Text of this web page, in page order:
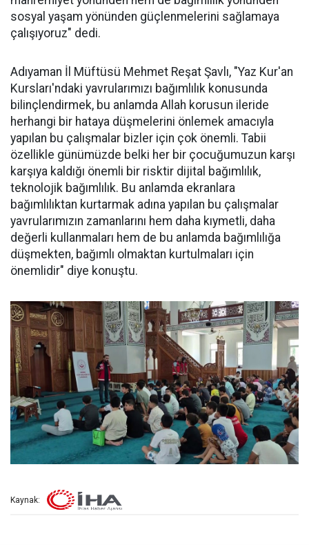
sosyal yaşam yönünden güçlenmelerini sağlamaya
çalışıyoruz" dedi.
Adıyaman İl Müftüsü Mehmet Reşat Şavlı, "Yaz Kur'an
Kursları'ndaki yavrularımızı bağımlılık konusunda
bilinçlendirmek, bu anlamda Allah korusun ileride
herhangi bir hataya düşmelerini önlemek amacıyla
yapılan bu çalışmalar bizler için çok önemli. Tabii
özellikle günümüzde belki her bir çocuğumuzun karşı
karşıya kaldığı önemli bir risktir dijital bağımlılık,
teknolojik bağımlılık. Bu anlamda ekranlara
bağımlılıktan kurtarmak adına yapılan bu çalışmalar
yavrularımızın zamanlarını hem daha kıymetli, daha
değerli kullanmaları hem de bu anlamda bağımlılığa
düşmekten, bağımlı olmaktan kurtulmaları için
önemlidir" diye konuştu.
Kaynak: